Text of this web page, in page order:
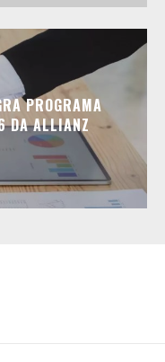
PROGRAMA
DA ALLIANZ